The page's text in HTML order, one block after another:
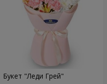
Букет "Леди Грей"